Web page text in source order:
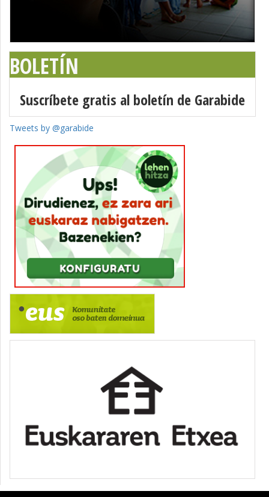
BOLETÍN
Suscríbete gratis al boletín de Garabide
Tweets by @garabide